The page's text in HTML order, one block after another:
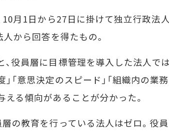
月1日から27日に掛けて独立行政法
人から回答を得たもの。
役員層に目標管理を導入した法人では
「意思決定のスピード」「組織内の業
える傾向があることが分かった。
の教育を行っている法人はゼロ。役